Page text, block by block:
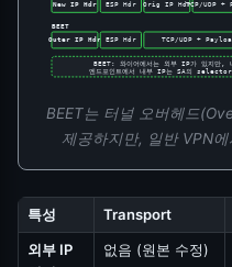
New IP Hdr
ESP Hdr Orig IP HdrTCP/UDP
BEET
Outer IP Hdr ESP Hdr TCP/UDP +
BEET: 와이어에서는 외부 IP가 있지만,
엔드포인트에서 내부 IP는 SA의 selector
BEET는 터널 오버헤드
제공하지만, 일반 VPN
특성 Transport
외부 IP
없음 (원본 수정)